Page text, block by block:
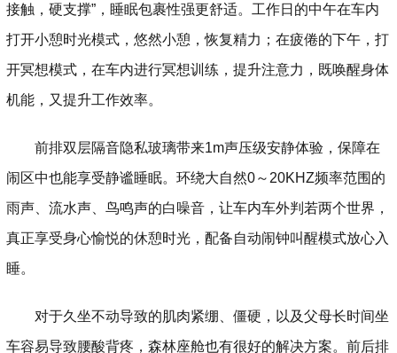
接触，硬支撑”，睡眠包裹性强更舒适。工作日的中午在车内
打开小憩时光模式，悠然小憩，恢复精力；在疲倦的下午，打
开冥想模式，在车内进行冥想训练，提升注意力，既唤醒身体
机能，又提升工作效率。
前排双层隔音隐私玻璃带来1m声压级安静体验，保障在
闹区中也能享受静谧睡眠。环绕大自然0～20KHZ频率范围的
雨声、流水声、鸟鸣声的白噪音，让车内车外判若两个世界，
真正享受身心愉悦的休憩时光，配备自动闹钟叫醒模式放心入
睡。
对于久坐不动导致的肌肉紧绷、僵硬，以及父母长时间坐
车容易导致腰酸背疼，森林座舱也有很好的解决方案。前后排